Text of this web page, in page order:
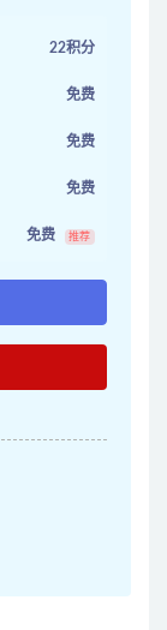
22积分
免费
免费
免费
免费 推荐